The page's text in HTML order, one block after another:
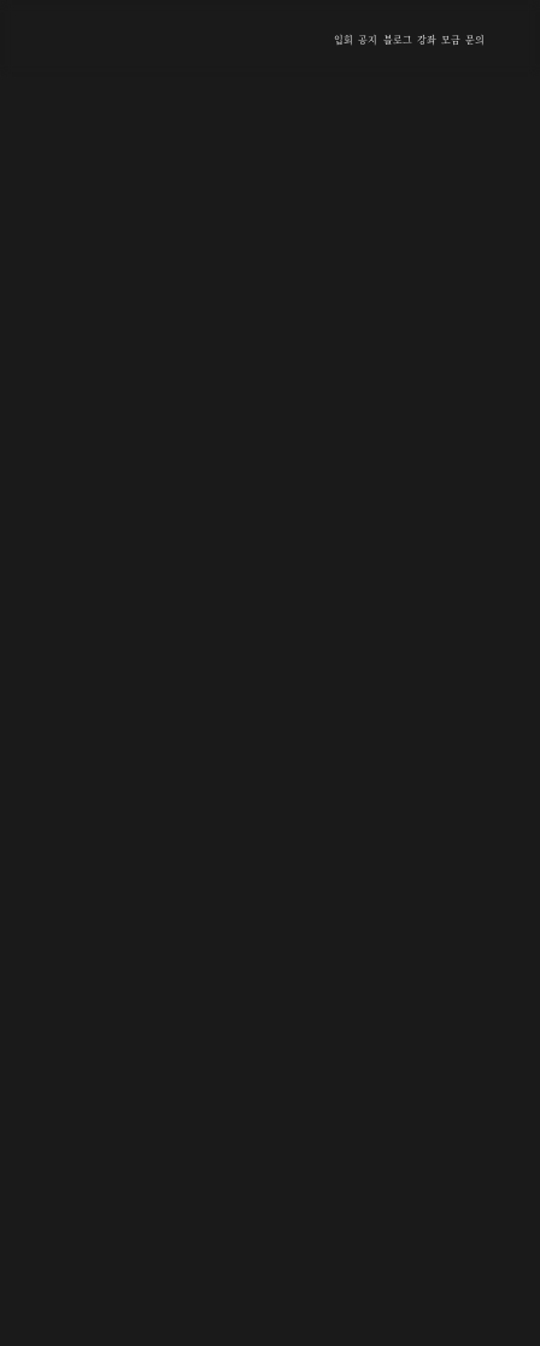
입회 공지 블로그 강좌 모금 문의